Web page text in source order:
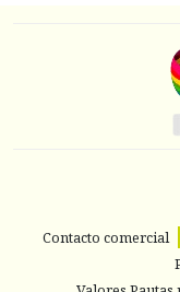
Contacto comercial